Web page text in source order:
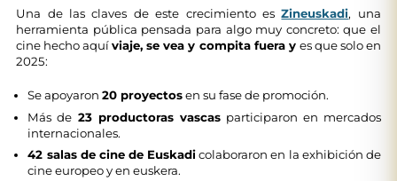
Una de las claves de este crecimiento esZineuskadi, una
herramienta pública pensada para algo muy concreto: que el
cine hecho aquíviaje, se vea y compita fuera y es que solo en
2025:
Se apoyaron20 proyectosen su fase de promoción.
Más de 23 productoras vascasparticiparon en mercados
internacionales.
42 salas de cine de Euskadicolaboraron en la exhibición de
cine europeo y en euskera.